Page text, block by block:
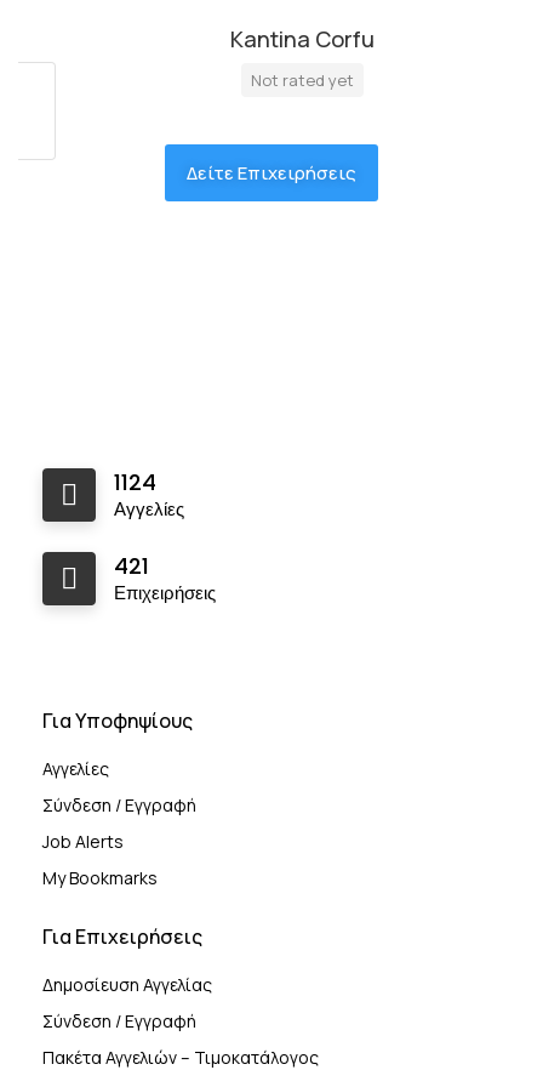
Kantina Corfu
Not rated yet
Δείτε Επιχειρήσεις
1124
Αγγελίες
421
Επιχειρήσεις
Για Υποφηψίους
Αγγελίες
Σύνδεση / Εγγραφή
Job Alerts
My Bookmarks
Για Επιχειρήσεις
Δημοσίευση Αγγελίας
Σύνδεση / Εγγραφή
Πακέτα Αγγελιών – Τιμοκατάλογος